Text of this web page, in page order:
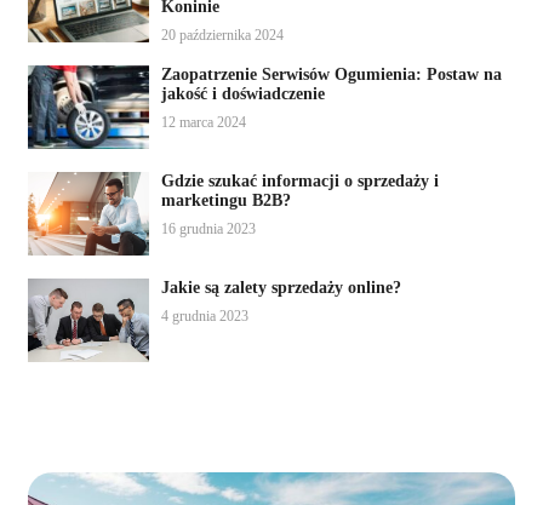
Koninie
20 października 2024
Zaopatrzenie Serwisów Ogumienia: Postaw na
jakość i doświadczenie
12 marca 2024
Gdzie szukać informacji o sprzedaży i
marketingu B2B?
16 grudnia 2023
Jakie są zalety sprzedaży online?
4 grudnia 2023